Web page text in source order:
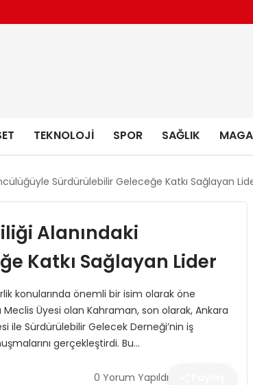
TEKNOLOJI SPOR SAĞLIK
Sürdürülebilir Geleceğe Katkı Sağlayan
Alanındaki
Katkı Sağlayan Lider
konularında önemli bir isim olarak öne
Üyesi olan Kahraman, son olarak, Ankara
ile Sürdürülebilir Gelecek Derneği’nin iş
gerçekleştirdi. Bu…
0 Yorum Yapıldı